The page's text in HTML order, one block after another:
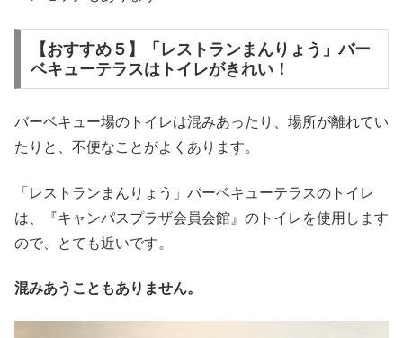
【おすすめ５】「レストランまんりょう」バー
ベキューテラスはトイレがきれい！
バーベキュー場のトイレは混みあったり、場所が離れてい
たりと、不便なことがよくあります。
「レストランまんりょう」バーベキューテラスのトイレ
は、『キャンパスプラザ会員会館』のトイレを使用します
ので、とても近いです。
混みあうこともありません。